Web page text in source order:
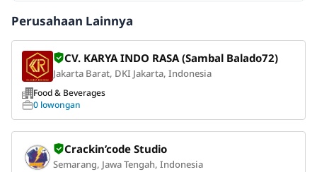
Perusahaan Lainnya
CV. KARYA INDO RASA (Sambal Balado72)
Jakarta Barat, DKI Jakarta, Indonesia
Food & Beverages
0 lowongan
Crackin’code Studio
Semarang, Jawa Tengah, Indonesia